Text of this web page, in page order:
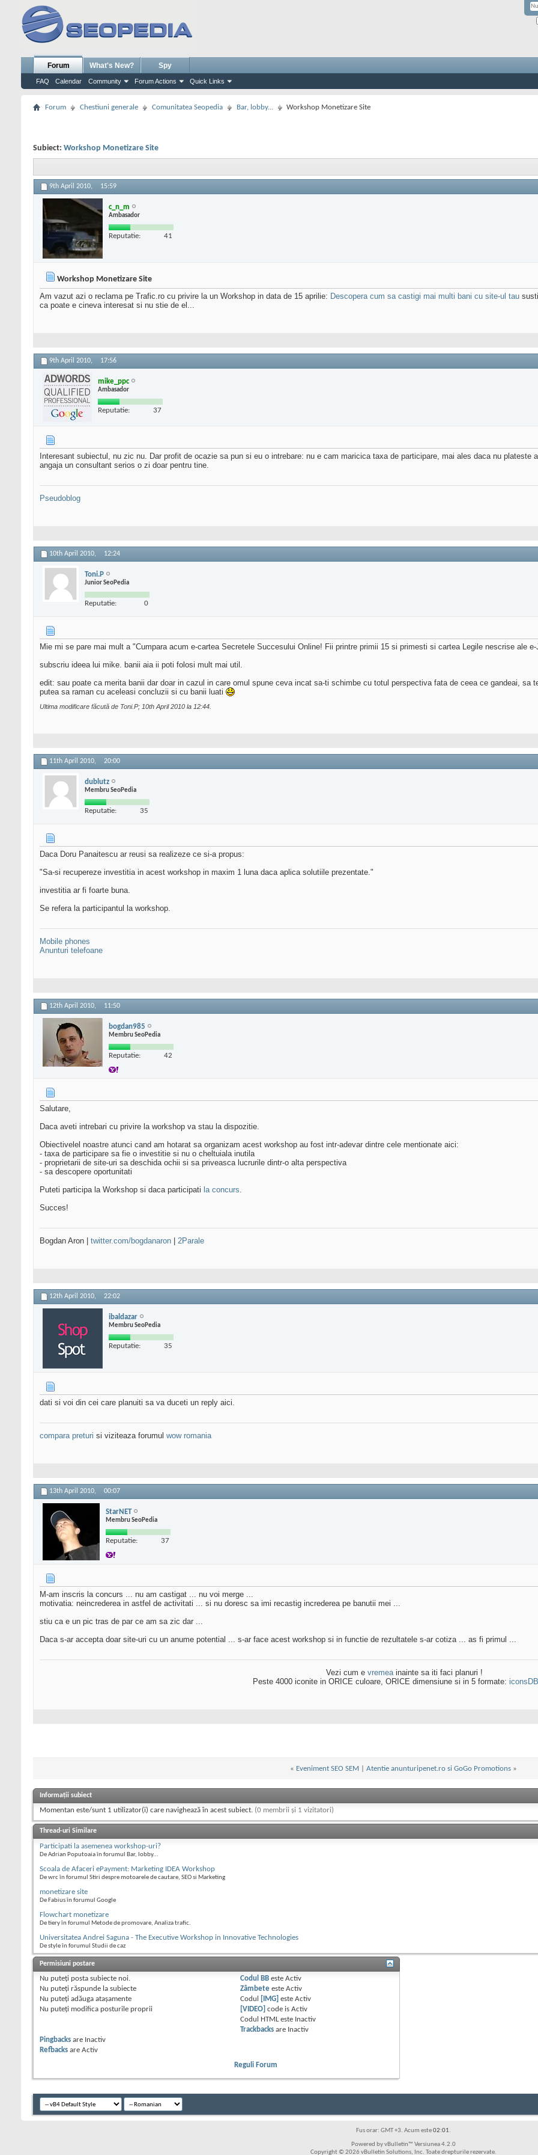
Forum
FAQ Calendar Community Forum Actions Quick Links
What's New? Spy
Forum Chestiuni generale Comunitatea Seopedia Bar, lobby... Workshop Monetizare Site
Subiect: Workshop Monetizare Site
9th April 2010, 15:59
c_n_m
Ambasador
Reputatie: 41
Workshop Monetizare Site
Am vazut azi o reclama pe Trafic.ro cu privire la un Workshop in data de 15 aprilie: Descopera cum sa castigi mai multi bani cu site-ul tau
ca poate e cineva interesat si nu stie de el...
9th April 2010, 17:56
mike_ppc
Ambasador
Reputatie: 37
Interesant subiectul, nu zic nu. Dar profit de ocazie sa pun si eu o intrebare: nu e cam maricica taxa de participare, mai ales daca nu
angaja un consultant serios o zi doar pentru tine.
Pseudoblog
10th April 2010, 12:24
Toni.P
Junior SeoPedia
Reputatie: 0
Mie mi se pare mai mult a "Cumpara acum e-cartea Secretele Succesului Online! Fii printre primii 15 si primesti si cartea Legile nescrise ale
subscriu ideea lui mike. banii aia ii poti folosi mult mai util.
edit: sau poate ca merita banii dar doar in cazul in care omul spune ceva incat sa-ti schimbe cu totul perspectiva fata de ceea ce gandeai,
putea sa raman cu aceleasi concluzii si cu banii luati
Ultima modificare făcută de Toni.P; 10th April 2010 la 12:44
11th April 2010, 20:00
dublutz
Membru SeoPedia
Reputatie: 35
Daca Doru Panaitescu ar reusi sa realizeze ce si-a propus:
"Sa-si recupereze investitia in acest workshop in maxim 1 luna daca aplica solutiile prezentate."
investitia ar fi foarte buna.
Se refera la participantul la workshop.
Mobile phones
Anunturi telefoane
12th April 2010, 11:50
bogdan985
Membru SeoPedia
Reputatie: 42
Salutare,
Daca aveti intrebari cu privire la workshop va stau la dispozitie.
Obiectivelel noastre atunci cand am hotarat sa organizam acest workshop au fost intr-adevar dintre cele mentionate aici:
- taxa de participare sa fie o investitie si nu o cheltuiala inutila
- proprietarii de site-uri sa deschida ochii si sa priveasca lucrurile dintr-o alta perspectiva
- sa descopere oportunitati
Puteti participa la Workshop si daca participati la concurs.
Succes!
Bogdan Aron | twitter.com/bogdanaron 2Parale
12th April 2010, 22:02
ibaldazar
Membru SeoPedia
Reputatie: 35
dati si voi din cei care planuiti sa va duceti un reply aici.
compara preturi si viziteaza forumul wow romania
13th April 2010, 00:07
StarNET
Membru SeoPedia
Reputatie: 37
M-am inscris la concurs ... nu am castigat ... nu voi merge ...
motivatia: neincrederea in astfel de activitati ... si nu doresc sa imi recastig increderea pe banutii mei ...
stiu ca e un pic tras de par ce am sa zic dar ...
Daca s-ar accepta doar site-uri cu un anume potential ... s-ar face acest workshop si in functie de rezultatele s-ar cotiza ... as fi primul ...
Vezi cum e vremeainainte sa iti faci planuri !
Peste 4000 iconite in ORICE culoare, ORICE dimensiune si in 5 formate:
« Eveniment SEO SEM Atentie anunturipenet.ro si GoGo Promotions »
Informații subiect
Momentan este/sunt 1 utilizator(i) care navighează în acest subiect. (0 membrii și 1 vizitatori)
Thread-uri Similare
Participati la asemenea workshop-uri?
De Adrian Poputoaia în forumul Bar, lobby...
Scoala de Afaceri ePayment: Marketing IDEA Workshop
De wrc în forumul Stiri despre motoarele de cautare, SEO si Marketing
monetizare site
De Fabius în forumul Google
Flowchart monetizare
De tiery în forumul Metode de promovare, Analiza trafic.
Universitatea Andrei Saguna - The Executive Workshop in Innovative Technologies
De style în forumul Studii de caz
Permisiuni postare
Nu puteţi posta subiecte noi.
Nu puteţi răspunde la subiecte
Nu puteţi adăuga ataşamente
Nu puteţi modifica posturile proprii
Codul BB esteActiv
Zâmbete esteActiv
Codul
[IMG] esteActiv
[VIDEO] code isActiv
Codul HTML este Inactiv
Trackbacks are Inactiv
Pingbacks are Inactiv
Refbacks are Activ
Reguli Forum
Fus orar: GMT +3. Acum este02:01.
Powered by vBulletin™ Versiunea 4.2.0
Copyright © 2026 vBulletin Solutions, Inc. Toate drepturile rezervate.